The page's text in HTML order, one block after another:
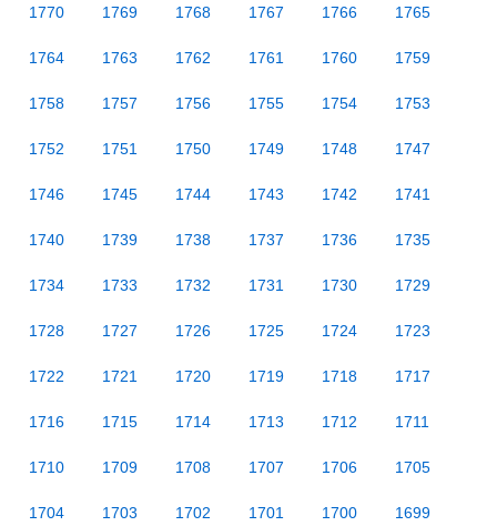
1770 1769 1768 1767 1766 1765
1764 1763 1762 1761 1760 1759
1758 1757 1756 1755 1754 1753
1752 1751 1750 1749 1748 1747
1746 1745 1744 1743 1742 1741
1740 1739 1738 1737 1736 1735
1734 1733 1732 1731 1730 1729
1728 1727 1726 1725 1724 1723
1722 1721 1720 1719 1718 1717
1716 1715 1714 1713 1712 1711
1710 1709 1708 1707 1706 1705
1704 1703 1702 1701 1700 1699